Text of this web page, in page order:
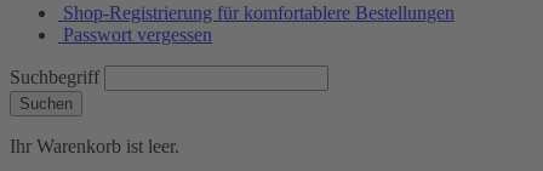
Shop-Registrierung für komfortablere Bestellungen
Passwort vergessen
Suchbegriff
Suchen
Ihr Warenkorb ist leer.